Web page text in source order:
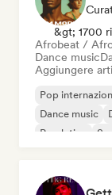
&gt; 1700
Afrobeat /
Dance music
Aggiungere
Pop
Dance music
Pop latino